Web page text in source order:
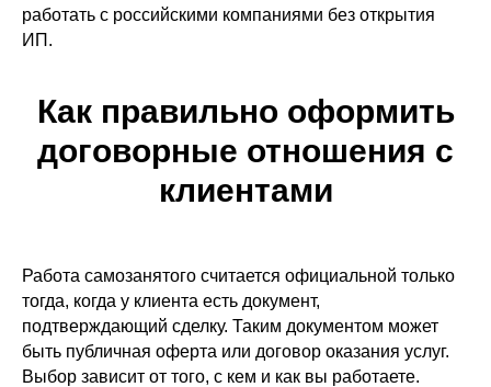
работать с российскими компаниями без открытия
ИП.
Как правильно оформить
договорные отношения с
клиентами
Работа самозанятого считается официальной только
тогда, когда у клиента есть документ,
подтверждающий сделку. Таким документом может
быть публичная оферта или договор оказания услуг.
Выбор зависит от того, с кем и как вы работаете.